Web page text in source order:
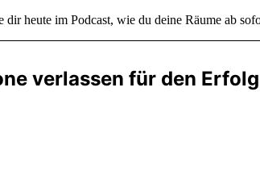
heute im Podcast, wie du deine Räume ab